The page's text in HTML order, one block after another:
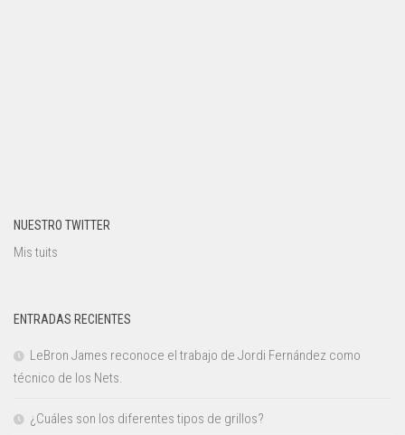
NUESTRO TWITTER
Mis tuits
ENTRADAS RECIENTES
LeBron James reconoce el trabajo de Jordi Fernández como
técnico de los Nets.
¿Cuáles son los diferentes tipos de grillos?